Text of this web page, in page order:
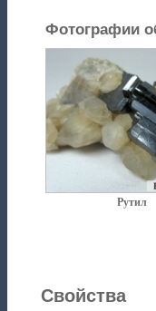
Фотографии
Рутил
Свойства